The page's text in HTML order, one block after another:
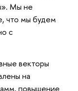
Мы не
что мы будем
с
векторы
на
повышение